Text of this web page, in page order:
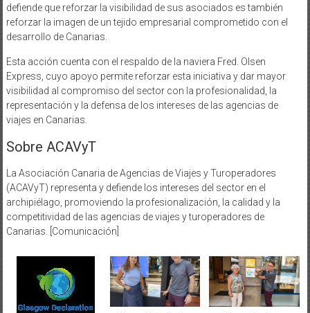
defiende que reforzar la visibilidad de sus asociados es también
reforzar la imagen de un tejido empresarial comprometido con el
desarrollo de Canarias.
Esta acción cuenta con el respaldo de la naviera Fred. Olsen
Express, cuyo apoyo permite reforzar esta iniciativa y dar mayor
visibilidad al compromiso del sector con la profesionalidad, la
representación y la defensa de los intereses de las agencias de
viajes en Canarias.
Sobre ACAVyT
La Asociación Canaria de Agencias de Viajes y Turoperadores
(ACAVyT) representa y defiende los intereses del sector en el
archipiélago, promoviendo la profesionalización, la calidad y la
competitividad de las agencias de viajes y turoperadores de
Canarias. [Comunicación]